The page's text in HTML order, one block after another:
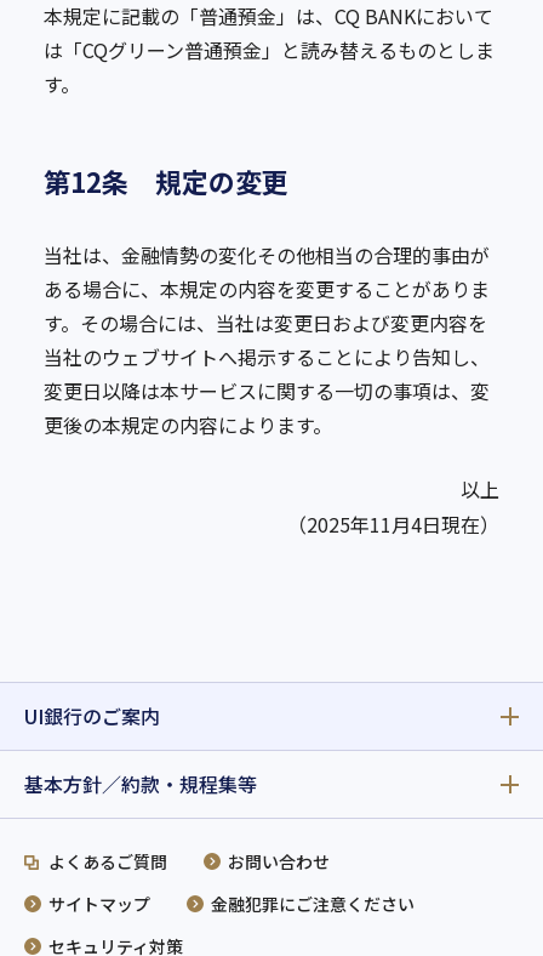
本規定に記載の「普通預金」は、CQ BANKにおいて
は「CQグリーン普通預金」と読み替えるものとしま
す。
第12条 規定の変更
当社は、金融情勢の変化その他相当の合理的事由が
ある場合に、本規定の内容を変更することがありま
す。その場合には、当社は変更日および変更内容を
当社のウェブサイトへ掲示することにより告知し、
変更日以降は本サービスに関する一切の事項は、変
更後の本規定の内容によります。
以上
（2025年11月4日現在）
UI銀行のご案内
基本方針／約款・規程集等
よくあるご質問
お問い合わせ
サイトマップ
金融犯罪にご注意ください
セキュリティ対策